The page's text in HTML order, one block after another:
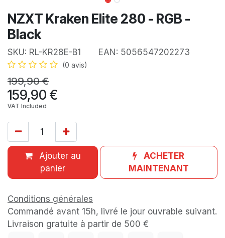
NZXT Kraken Elite 280 - RGB -
Black
SKU: RL-KR28E-B1 EAN: 5056547202273
(0 avis)
199,90€
159,90€
VAT Included
Ajouter au
panier
ACHETER
MAINTENANT
Conditions générales
Commandé avant 15h, livré le jour ouvrable suivant.
Livraison gratuite à partir de 500 €